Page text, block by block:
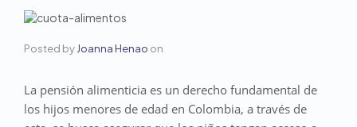
Posted by Joanna Henao on
La pensión alimenticia es un derecho fundamental de
los hijos menores de edad en Colombia, a través de